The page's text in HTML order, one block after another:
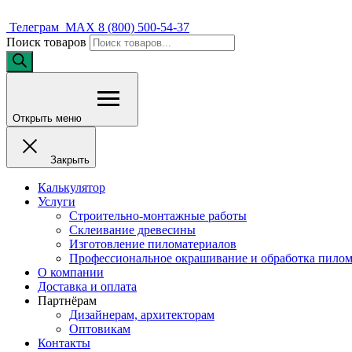
Телеграм MAX 8 (800) 500-54-37
Поиск товаров
Открыть меню
Закрыть
Калькулятор
Услуги
Строительно-монтажные работы
Склеивание древесины
Изготовление пиломатериалов
Профессиональное окрашивание и обработка
О компании
Доставка и оплата
Партнёрам
Дизайнерам, архитекторам
Оптовикам
Контакты